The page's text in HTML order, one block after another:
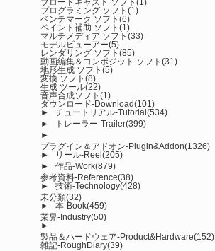
ブロードキャスト ソフト (1)
プログラミング ソフト (1)
ベンチマーク ソフト (6)
ペイント補助 ソフト (1)
マルチメディア ソフト (33)
モデルビューアー(5)
レンダリング ソフト (85)
動画編集＆コンポジット ソフト (31)
地形生成 ソフト (5)
変換 ソフト (8)
生成 ツール(22)
音声合成ソフト (1)
ダウンロード-Download(101)
►
チュートリアル-Tutorial(534)
►
トレーラー-Trailer(399)
►
プラグイン＆アドオン-Plugin&Addon(1326)
►
リール-Reel(205)
►
作品-Work(879)
参考資料-Reference(38)
►
技術-Technology(428)
未分類(32)
►
本-Book(459)
業界-Industry(50)
►
製品＆ハードウェア-Product&Hardware(152)
雑記-RoughDiary(39)